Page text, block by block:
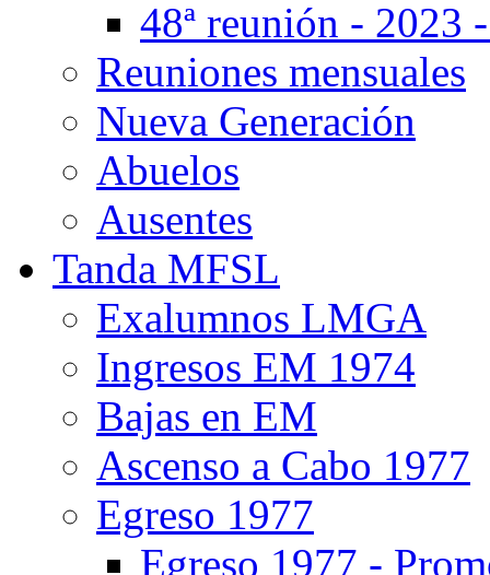
48ª reunión - 2023
Reuniones mensuales
Nueva Generación
Abuelos
Ausentes
Tanda MFSL
Exalumnos LMGA
Ingresos EM 1974
Bajas en EM
Ascenso a Cabo 1977
Egreso 1977
Egreso 1977 -